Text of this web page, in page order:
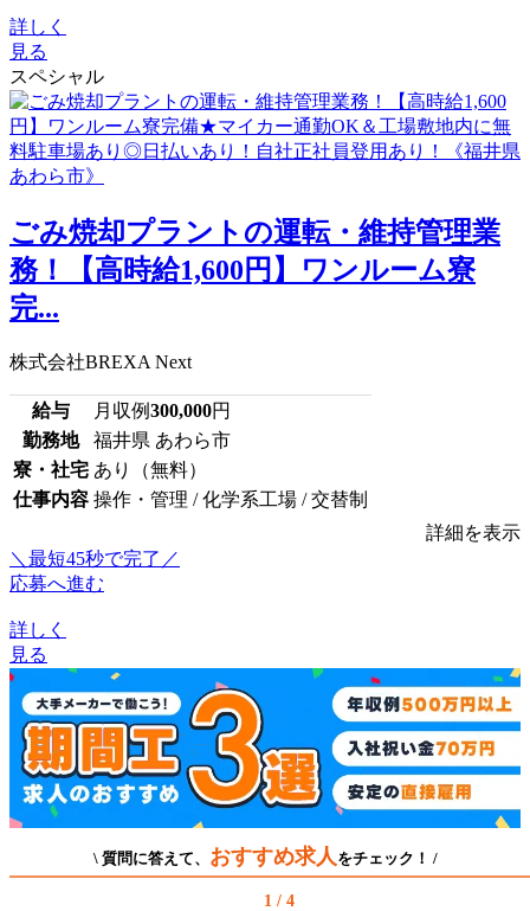
詳しく
見る
スペシャル
ごみ焼却プラントの運転・維持管理業
務！【高時給1,600円】ワンルーム寮
完...
株式会社BREXA Next
給与 月収例300,000円
勤務地
福井県 あわら市
寮・社宅 あり（無料）
仕事内容 操作・管理 / 化学系工場 / 交替制
詳細を表示
＼最短45秒で完了／
応募へ進む
詳しく
見る
\ 質問に答えて、 おすすめ求人 をチェック！ /
1 / 4